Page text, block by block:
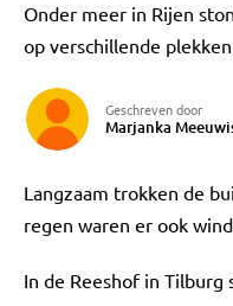
Onder meer in Rijen
op verschillende
Geschreven door
Marjanka
Langzaam trokken de
regen waren er ook
In de Reeshof in